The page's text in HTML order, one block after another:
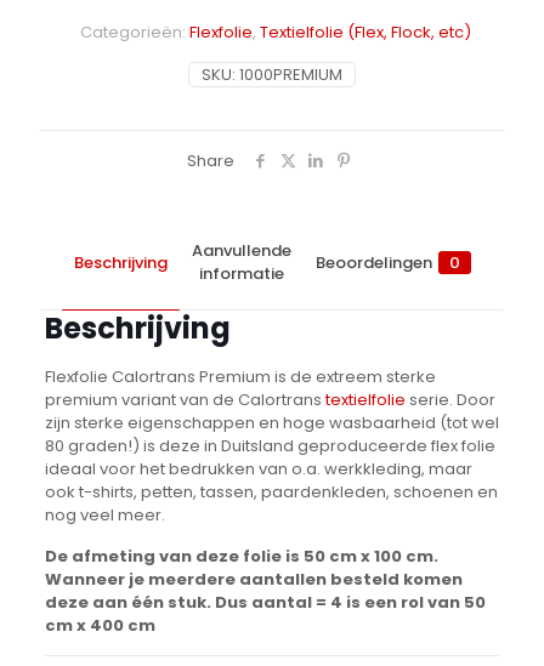
SKU: 1000PREMIUM
Categorieën: Flexfolie, Textielfolie (Flex, Flock, etc)
Share
Beschrijving
Aanvullende
informatie
Beoordelingen 0
Beschrijving
Flexfolie Calortrans Premium is de extreem sterke
premium variant van de Calortranstextielfolie serie. Door
zijn sterke eigenschappen en hoge wasbaarheid (tot wel
80 graden!) is deze in Duitsland geproduceerde flex folie
ideaal voor het bedrukken van o.a. werkkleding, maar
ook t-shirts, petten, tassen, paardenkleden, schoenen en
nog veel meer.
De afmeting van deze folie is 50 cm x 100 cm.
Wanneer je meerdere aantallen besteld komen
deze aan één stuk. Dus aantal = 4 is een rol van 50
cm x 400 cm